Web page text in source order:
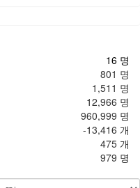
16 명
801 명
1,511 명
12,966 명
960,999 명
-13,416 개
475 개
979 명